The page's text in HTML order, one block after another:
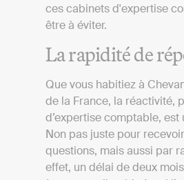
ces cabinets d'expertise
être à éviter.
La rapidité de
Que vous habitiez à
de la France, la réactivité,
d’expertise comptable,
Non pas juste pour
questions, mais aussi par
effet, un délai de deux